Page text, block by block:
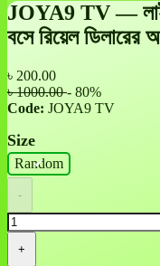
JOYA9 TV — লাইভ
বসে রিয়েল ডিলারের
৳ 200.00
৳ 1000.00- 80%
Code: JOYA9 TV
Size
Random
-
+